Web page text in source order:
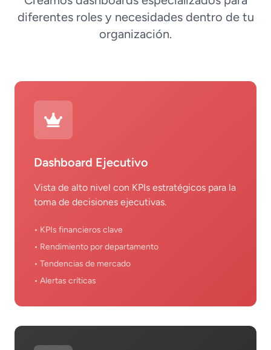
diferentes roles y necesidades dentro de tu
organización.
Dashboard Ejecutivo
Vista de alto nivel con KPIs estratégicos para la
toma de decisiones ejecutivas.
• KPIs financieros clave
• Rendimiento por departamento
• Tendencias de mercado
• Alertas críticas